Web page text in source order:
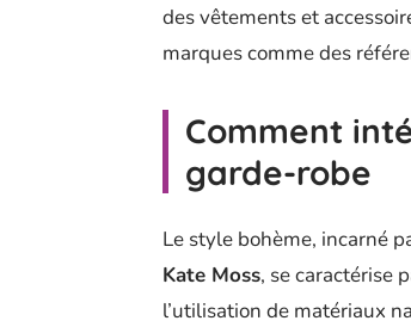
des vêtements et
marques comme des
Comment
garde-robe
Le style bohème, incarné
Kate Moss, se caractérise
l’utilisation de matériaux